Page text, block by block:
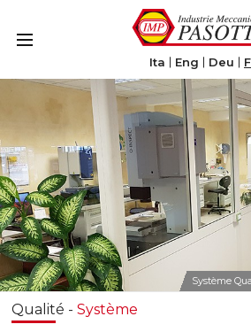
Ita Eng Deu
Système
Qualité -Système
Informativa sulla raccolta
Le tue preferenze relative